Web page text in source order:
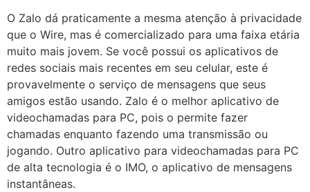
O Zalo dá praticamente a mesma atenção à privacidade
que o Wire, mas é comercializado para uma faixa etária
muito mais jovem. Se você possui os aplicativos de
redes sociais mais recentes em seu celular, este é
provavelmente o serviço de mensagens que seus
amigos estão usando. Zalo é o melhor aplicativo de
videochamadas para PC, pois o permite fazer
chamadas enquanto fazendo uma transmissão ou
jogando. Outro aplicativo para videochamadas para PC
de alta tecnologia é o IMO, o aplicativo de mensagens
instantâneas.